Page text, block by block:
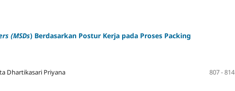
(MSDs) Berdasarkan Postur Kerja pada Proses Packing
Dhartikasari Priyana
807 - 814